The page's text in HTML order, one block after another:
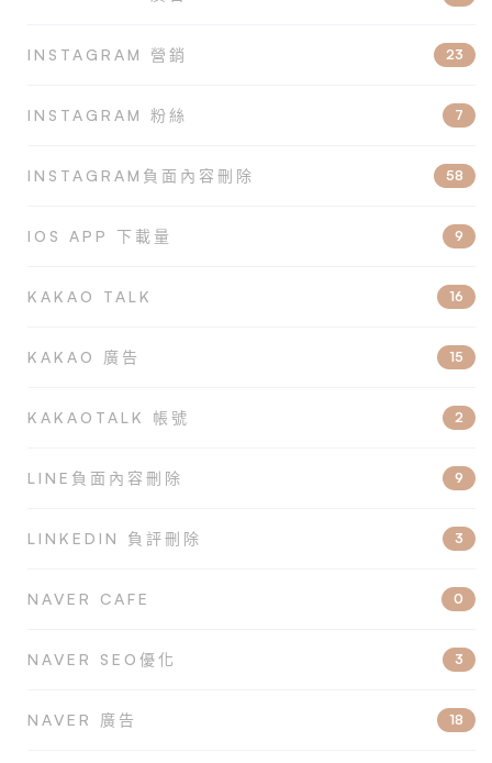
INSTAGRAM 營銷 23
INSTAGRAM 粉絲 7
INSTAGRAM負面內容刪除 58
IOS APP 下載量 9
KAKAO TALK 16
KAKAO 廣告 15
KAKAOTALK 帳號 2
LINE負面內容刪除 9
LINKEDIN 負評刪除 3
NAVER CAFE 0
NAVER SEO優化 3
NAVER 廣告 18